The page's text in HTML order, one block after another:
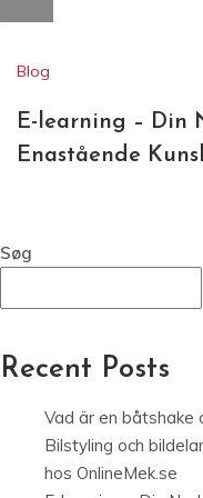
Blog
E-learning – Din
Enastående
Søg
Recent Posts
Vad är en båtshake
Bilstyling och
hos OnlineMek.se